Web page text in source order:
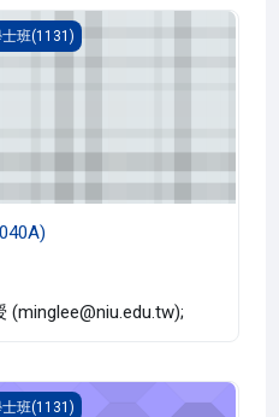
班(1131)
班(1131)